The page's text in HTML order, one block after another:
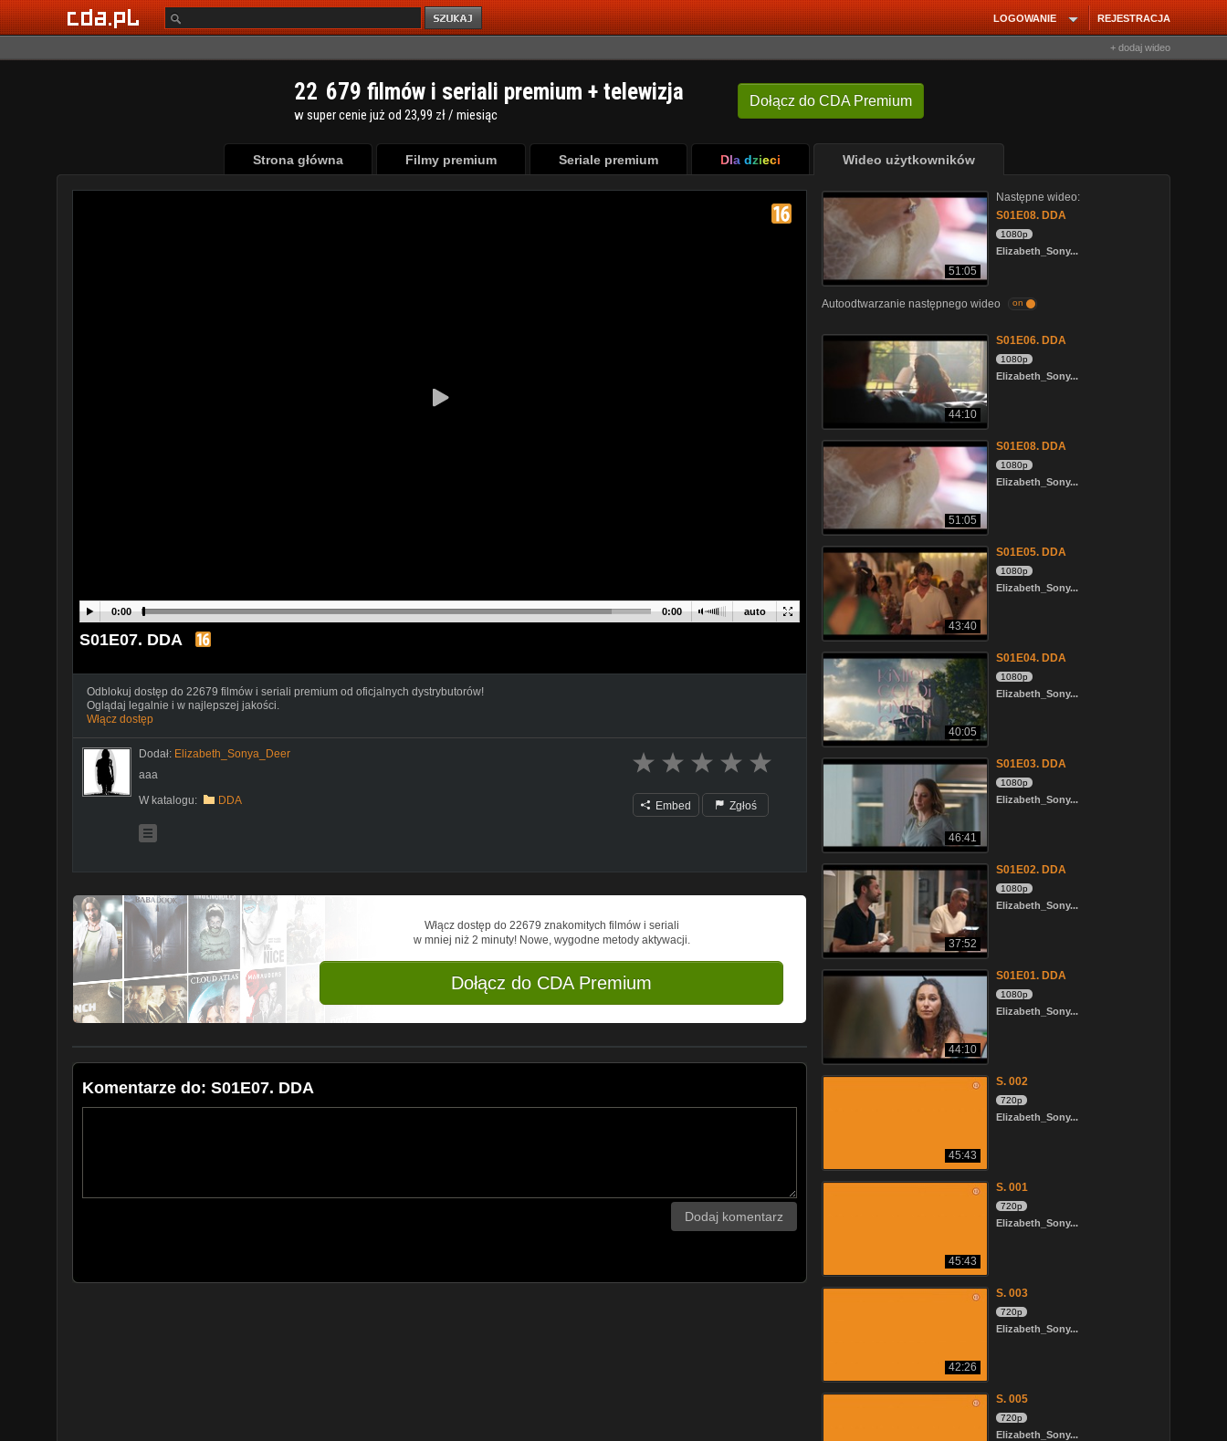
REJESTRACJA
LOGOWANIE
+ dodaj wideo
Dołącz do CDA Premium
22 679 filmów i seriali premium + telewizja
w super cenie już od 23,99 zł / miesiąc
Strona główna Filmy premium Seriale premium Dla dzieci Wideo użytkowników
auto
0:00 0:00
S01E07. DDA
Odblokuj dostęp do 22679 filmów i seriali premium od oficjalnych dystrybutorów!
Oglądaj legalnie i w najlepszej jakości.
Włącz dostęp
Dodał: Elizabeth_Sonya_Deer
aaa
W katalogu:
DDA Embed Zgłoś
Włącz dostęp do 22679 znakomitych filmów i seriali
w mniej niż 2 minuty! Nowe, wygodne metody aktywacji.
Dołącz do CDA Premium
Komentarze do: S01E07. DDA
Dodaj komentarz
51:05
Następne wideo:
S01E08. DDA
1080p
Elizabeth_Sony...
Autoodtwarzanie następnego wideo on
44:10
S01E06. DDA
1080p
Elizabeth_Sony...
51:05
S01E08. DDA
1080p
Elizabeth_Sony...
43:40
S01E05. DDA
1080p
Elizabeth_Sony...
40:05
S01E04. DDA
1080p
Elizabeth_Sony...
46:41
S01E03. DDA
1080p
Elizabeth_Sony...
37:52
S01E02. DDA
1080p
Elizabeth_Sony...
44:10
S01E01. DDA
1080p
Elizabeth_Sony...
45:43
S. 002
720p
Elizabeth_Sony...
45:43
S. 001
720p
Elizabeth_Sony...
42:26
S. 003
720p
Elizabeth_Sony...
S. 005
720p
Elizabeth_Sony...